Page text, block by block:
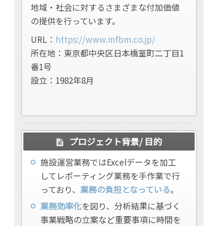
地域・社会に対するさまざまな付加価値
の提供を行っています。
URL： https://www.mfbm.co.jp/
所在地：東京都中央区日本橋室町二丁目1
番1号
設立：1982年8月
プロジェクト背景/ 目的
施設運営業務ではExcelデータを加工
してレポーティング業務を手作業で行
っており、 業務の負担となっている。
業務効率化を図り、分析結果に基づく
事業戦略の立案など重要事項に時間を